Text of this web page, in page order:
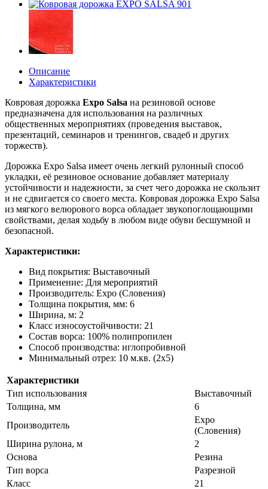
Описание
Характеристики
Ковровая дорожка Expo Salsa на резиновой основе
предназначена для использования на различных
общественных мероприятиях (проведения выставок,
презентаций, семинаров и тренингов, свадеб и других
торжеств).
Дорожка Expo Salsa имеет очень легкий рулонный способ
укладки, её резиновое основание добавляет материалу
устойчивости и надежности, за счет чего дорожка не скользит
и не сдвигается со своего места. Ковровая дорожка Expo Salsa
из мягкого велюрового ворса обладает звукопоглощающими
свойствами, делая ходьбу в любом виде обуви бесшумной и
безопасной.
Характеристики:
Вид покрытия: Выставочный
Применение: Для мероприятий
Производитель: Expo (Словения)
Толщина покрытия, мм: 6
Ширина, м: 2
Класс износоустойчивости: 21
Состав ворса: 100% полипропилен
Способ производства: иглопробивной
Минимальный отрез: 10 м.кв. (2х5)
Характеристики
Тип использования
Выставочный
Толщина, мм
6
Производитель
Expo
(Словения)
Ширина рулона, м
2
Основа
Резина
Тип ворса
Разрезной
Класс
21